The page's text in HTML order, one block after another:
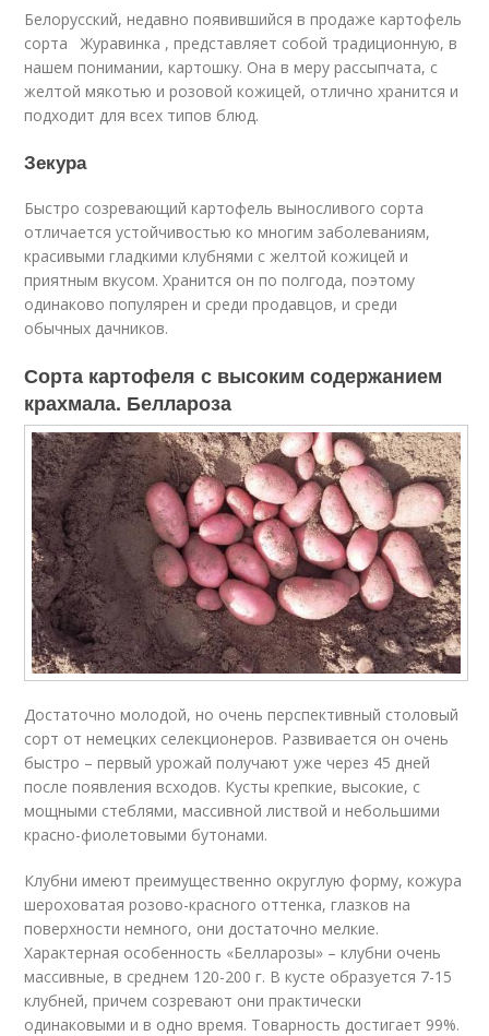
Белорусский, недавно появившийся в продаже картофель
сорта Журавинка , представляет собой традиционную, в
нашем понимании, картошку. Она в меру рассыпчата, с
желтой мякотью и розовой кожицей, отлично хранится и
подходит для всех типов блюд.
Зекура
Быстро созревающий картофель выносливого сорта
отличается устойчивостью ко многим заболеваниям,
красивыми гладкими клубнями с желтой кожицей и
приятным вкусом. Хранится он по полгода, поэтому
одинаково популярен и среди продавцов, и среди
обычных дачников.
Сорта картофеля с высоким содержанием
крахмала. Беллароза
Достаточно молодой, но очень перспективный столовый
сорт от немецких селекционеров. Развивается он очень
быстро – первый урожай получают уже через 45 дней
после появления всходов. Кусты крепкие, высокие, с
мощными стеблями, массивной листвой и небольшими
красно-фиолетовыми бутонами.
Клубни имеют преимущественно округлую форму, кожура
шероховатая розово-красного оттенка, глазков на
поверхности немного, они достаточно мелкие.
Характерная особенность «Белларозы» – клубни очень
массивные, в среднем 120-200 г. В кусте образуется 7-15
клубней, причем созревают они практически
одинаковыми и в одно время. Товарность достигает 99%.